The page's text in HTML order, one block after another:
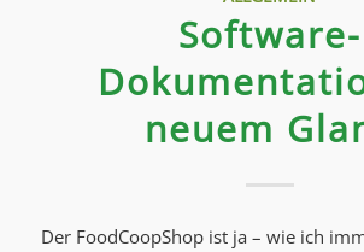
Software-
neuem
Der FoodCoopShop ist ja – wie ich